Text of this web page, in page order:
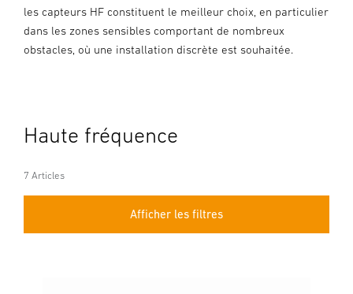
les capteurs HF constituent le meilleur choix, en particulier
dans les zones sensibles comportant de nombreux
obstacles, où une installation discrète est souhaitée.
Haute fréquence
7 Articles
Afficher les filtres